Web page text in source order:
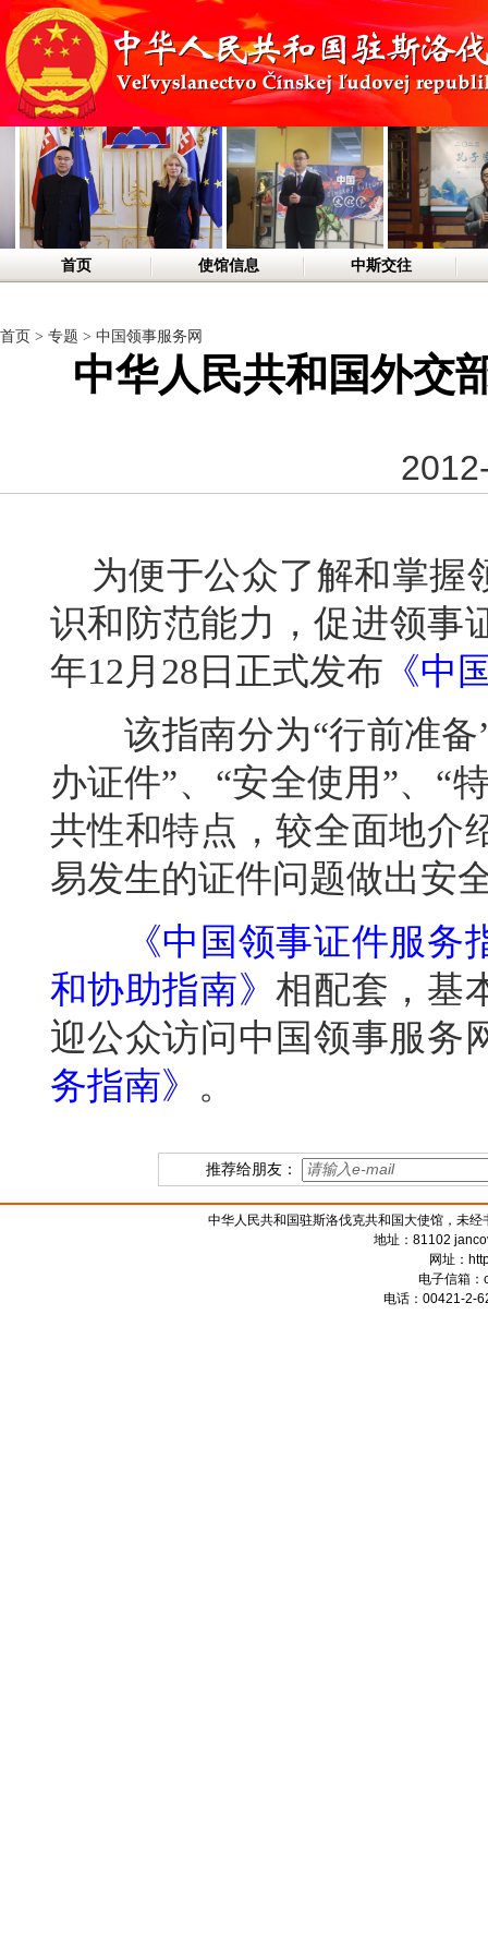
首页 使馆信息 中斯交往
首页 > 专题 > 中国领事服务网
中华人民共和国外交
为便于公众了解和掌握
识和防范能力，促进领事
年12月28日正式发布 《中
该指南分为“行前准备”
办证件”、“安全使用”、“
共性和特点，较全面地介
易发生的证件问题做出安
《中国领事证件服务
和协助指南》相配套，基
迎公众访问中国领事服务
务指南》 。
推荐给朋友：
中华人民共和国驻斯洛伐克共和国大使馆，未
地址：81102
网址：
电子信箱：
电话：00421-2-